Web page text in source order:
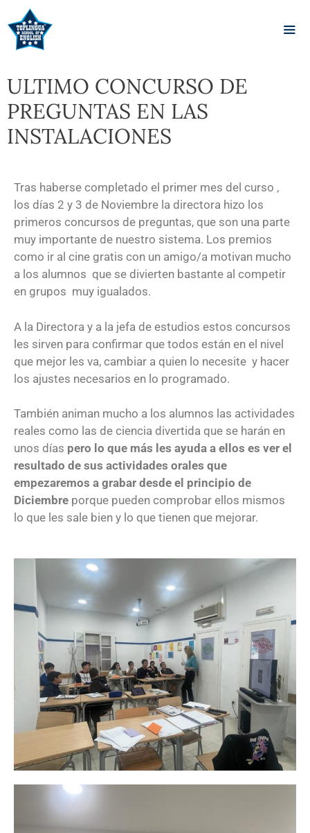
ULTIMO CONCURSO DE
PREGUNTAS EN LAS
INSTALACIONES
Tras haberse completado el primer mes del curso ,
los días 2 y 3 de Noviembre la directora hizo los
primeros concursos de preguntas, que son una parte
muy importante de nuestro sistema. Los premios
como ir al cine gratis con un amigo/a motivan mucho
a los alumnos que se divierten bastante al competir
en grupos muy igualados.
A la Directora y a la jefa de estudios estos concursos
les sirven para confirmar que todos están en el nivel
que mejor les va, cambiar a quien lo necesite y hacer
los ajustes necesarios en lo programado.
También animan mucho a los alumnos las actividades
reales como las de ciencia divertida que se harán en
unos días pero lo que más les ayuda a ellos es ver el
resultado de sus actividades orales que
empezaremos a grabar desde el principio de
Diciembre porque pueden comprobar ellos mismos
lo que les sale bien y lo que tienen que mejorar.